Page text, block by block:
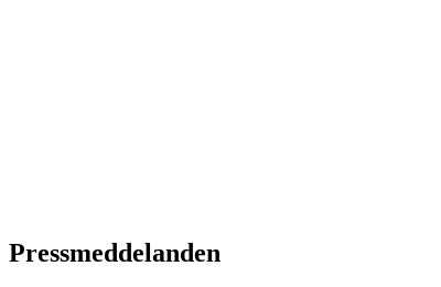
Pressmeddelanden